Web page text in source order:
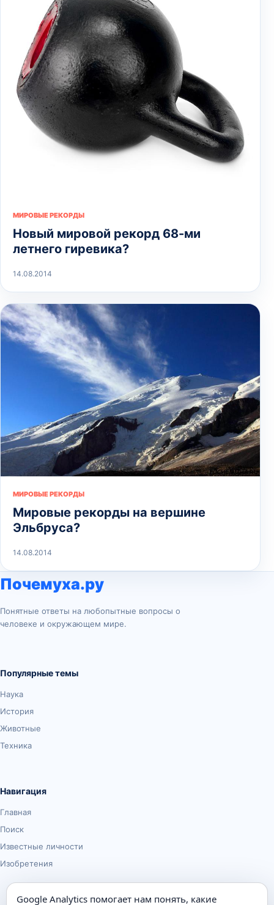
МИРОВЫЕ РЕКОРДЫ
Новый мировой рекорд 68-ми
летнего гиревика?
14.08.2014
МИРОВЫЕ РЕКОРДЫ
Мировые рекорды на вершине
Эльбруса?
14.08.2014
Почемуха.ру
Понятные ответы на любопытные вопросы о
человеке и окружающем мире.
Популярные темы
Наука
История
Животные
Техника
Навигация
Главная
Поиск
Известные личности
Изобретения
Google Analytics помогает нам понять, какие